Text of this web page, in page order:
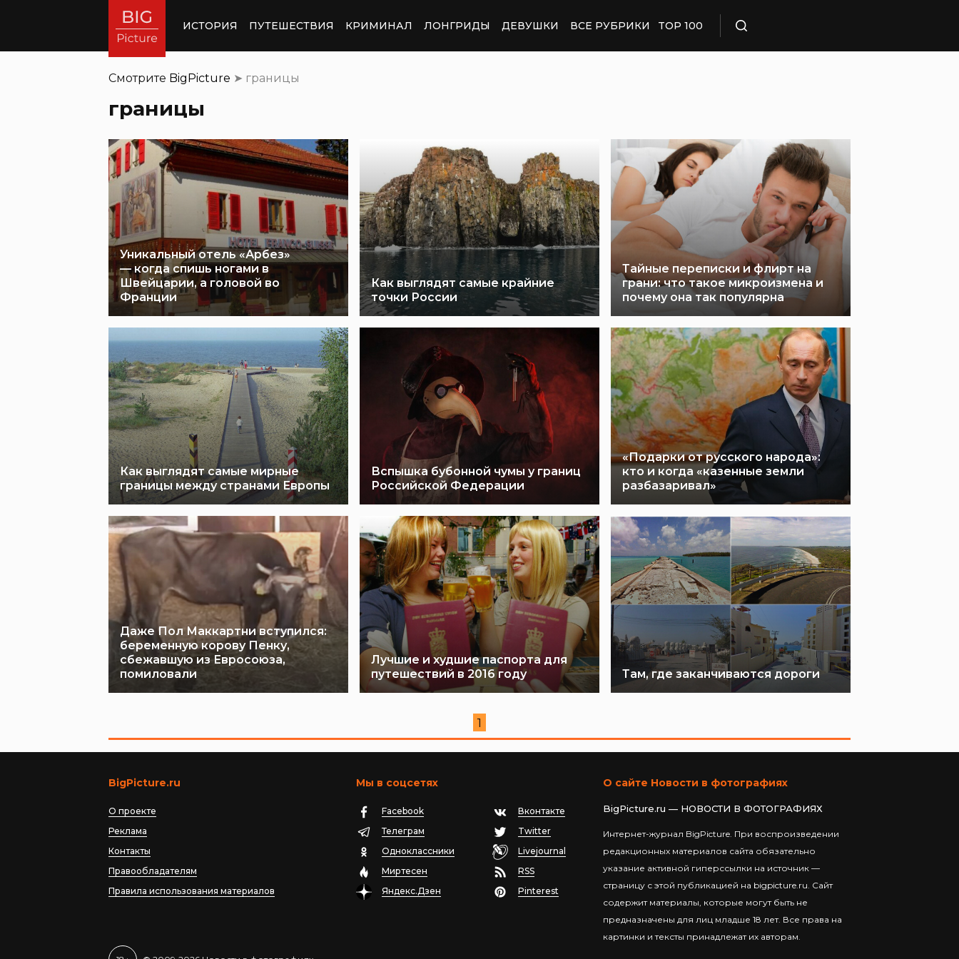
ИСТОРИЯ ПУТЕШЕСТВИЯ КРИМИНАЛ ЛОНГРИДЫ ДЕВУШКИ ВСЕ РУБРИКИ TOP 100
Смотрите BigPicture ➤ границы
границы
Уникальный отель «Арбез»
— когда спишь ногами в
Швейцарии, а головой во
Франции
Как выглядят самые крайние
точки России
Тайные переписки и флирт на
грани: что такое микроизмена и
почему она так популярна
Как выглядят самые мирные
границы между странами Европы
Вспышка бубонной чумы у границ
Российской Федерации
«Подарки от русского народа»:
кто и когда «казенные земли
разбазаривал»
Даже Пол Маккартни вступился:
беременную корову Пенку,
сбежавшую из Евросоюза,
помиловали
Лучшие и худшие паспорта для
путешествий в 2016 году
Там, где заканчиваются дороги
1
BigPicture.ru
О проекте
Реклама
Контакты
Правообладателям
Правила использования материалов
Мы в соцсетях
Facebook
Вконтакте
Телеграм
Twitter
Одноклассники
Livejournal
Миртесен
RSS
Яндекс.Дзен
Pinterest
О сайте Новости в фотографиях
BigPicture.ru — НОВОСТИ В ФОТОГРАФИЯХ
Интернет-журнал BigPicture. При воспроизведении
редакционных материалов сайта обязательно
указание активной гиперссылки на источник —
страницу с этой публикацией на bigpicture.ru. Сайт
содержит материалы, которые могут быть не
предназначены для лиц младше 18 лет. Все права на
картинки и тексты принадлежат их авторам.